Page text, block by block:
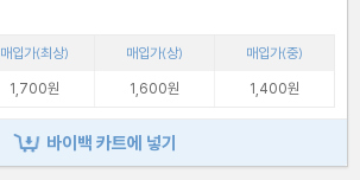
매입가(최상) 매입가(상)
매입가(중)
1,700원 1,600원 1,400원
바이백 카트에 넣기